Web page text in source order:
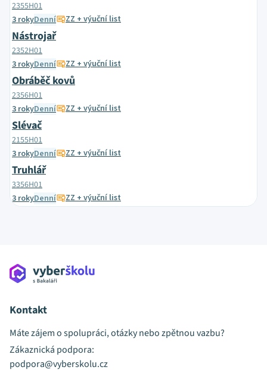
2355H01
3 rokyDenní ZZ + výuční list
Nástrojař
2352H01
3 rokyDenní ZZ + výuční list
Obráběč kovů
2356H01
3 rokyDenní ZZ + výuční list
Slévač
2155H01
3 rokyDenní ZZ + výuční list
Truhlář
3356H01
3 rokyDenní ZZ + výuční list
Kontakt
Máte zájem o spolupráci, otázky nebo zpětnou vazbu?
Zákaznická podpora:
podpora@vyberskolu.cz